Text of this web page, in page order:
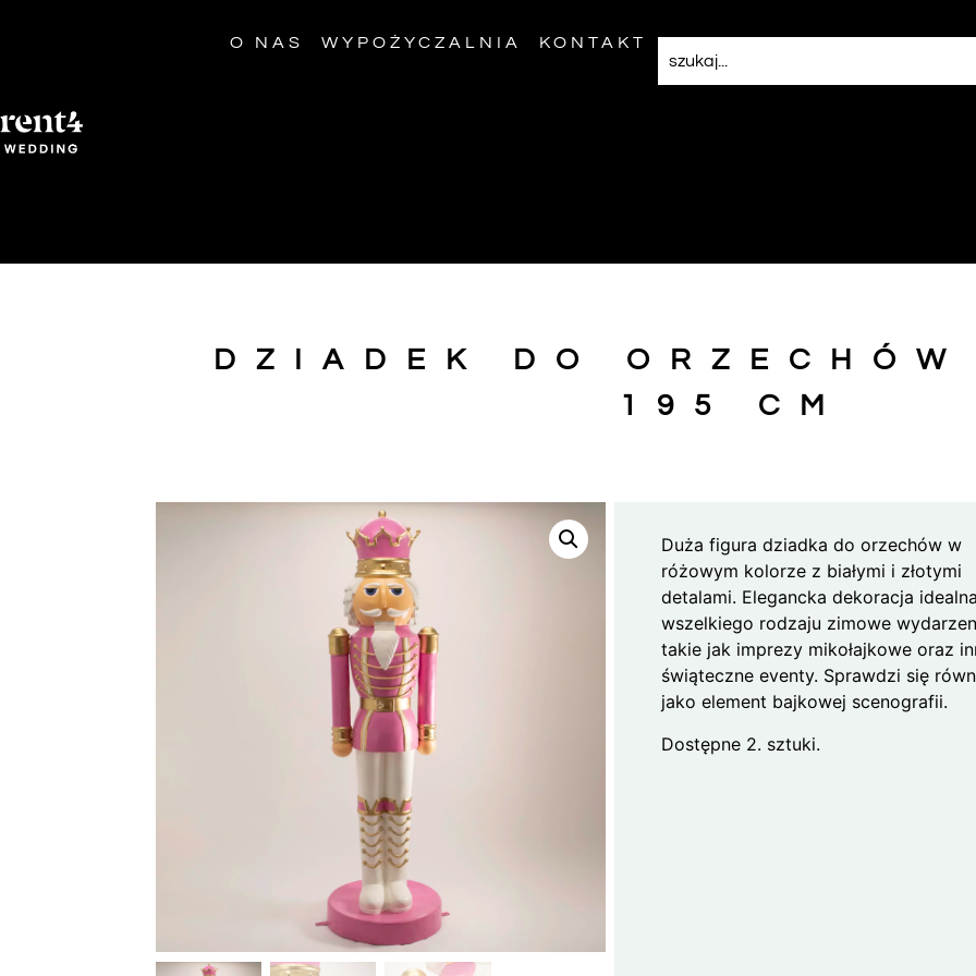
O NAS WYPOŻYCZALNIA KONTAKT
DZIADEK DO ORZECHÓW
195 CM
Duża figura dziadka do orzechów w
różowym kolorze z białymi i złotymi
detalami. Elegancka dekoracja
wszelkiego rodzaju zimowe
takie jak imprezy mikołajkowe oraz
świąteczne eventy. Sprawdzi się
jako element bajkowej scenografii.
Dostępne 2. sztuki.